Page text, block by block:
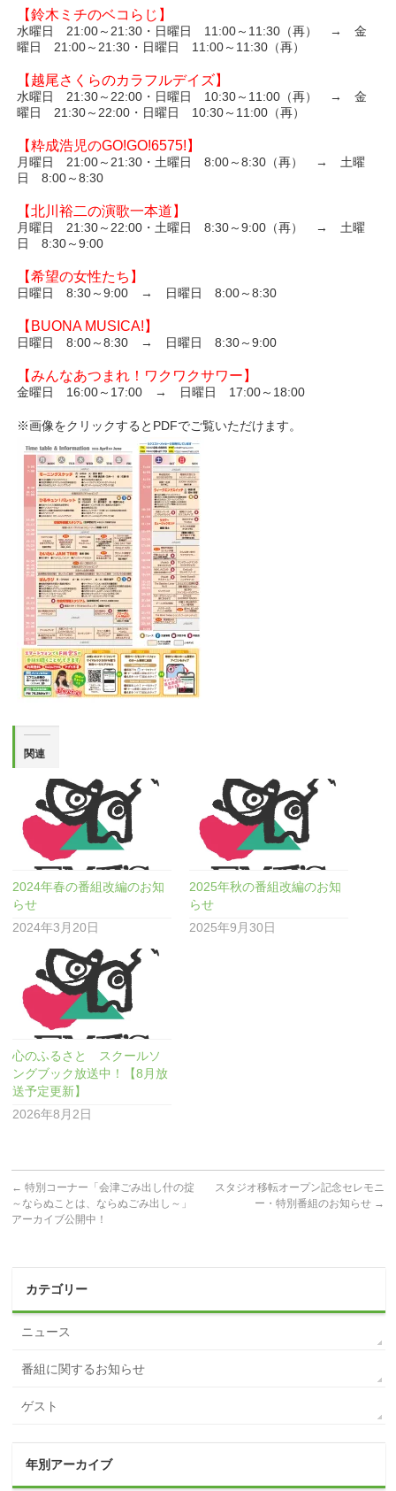
【鈴木ミチのベコらじ】
水曜日 21:00～21:30・日曜日 11:00～11:30（再） → 金
曜日 21:00～21:30・日曜日 11:00～11:30（再）
【越尾さくらのカラフルデイズ】
水曜日 21:30～22:00・日曜日 10:30～11:00（再） → 金
曜日 21:30～22:00・日曜日 10:30～11:00（再）
【粋成浩児のGO!GO!6575!】
月曜日 21:00～21:30・土曜日 8:00～8:30（再） → 土曜
日 8:00～8:30
【北川裕二の演歌一本道】
月曜日 21:30～22:00・土曜日 8:30～9:00（再） → 土曜
日 8:30～9:00
【希望の女性たち】
日曜日 8:30～9:00 → 日曜日 8:00～8:30
【BUONA MUSICA!】
日曜日 8:00～8:30 → 日曜日 8:30～9:00
【みんなあつまれ！ワクワクサワー】
金曜日 16:00～17:00 → 日曜日 17:00～18:00
※画像をクリックするとPDFでご覧いただけます。
関連
2024年春の番組改編のお知
らせ
2024年3月20日
2025年秋の番組改編のお知
らせ
2025年9月30日
心のふるさと スクールソ
ングブック放送中！【8月放
送予定更新】
2026年8月2日
← 特別コーナー「会津ごみ出し什の掟
～ならぬことは、ならぬごみ出し～」
アーカイブ公開中！
スタジオ移転オープン記念セレモニ
ー・特別番組のお知らせ →
カテゴリー
ニュース
番組に関するお知らせ
ゲスト
年別アーカイブ